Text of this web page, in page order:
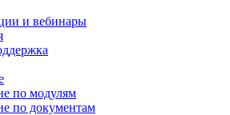
и вебинары
по модулям
по документам